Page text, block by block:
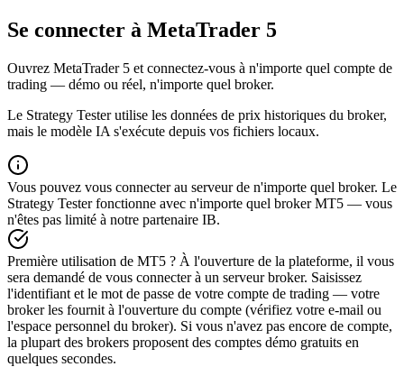
Se connecter à MetaTrader 5
Ouvrez MetaTrader 5 et connectez-vous à n'importe quel compte de
trading — démo ou réel, n'importe quel broker.
Le Strategy Tester utilise les données de prix historiques du broker,
mais le modèle IA s'exécute depuis vos fichiers locaux.
Vous pouvez vous connecter au serveur de n'importe quel broker. Le
Strategy Tester fonctionne avec n'importe quel broker MT5 — vous
n'êtes pas limité à notre partenaire IB.
Première utilisation de MT5 ? À l'ouverture de la plateforme, il vous
sera demandé de vous connecter à un serveur broker. Saisissez
l'identifiant et le mot de passe de votre compte de trading — votre
broker les fournit à l'ouverture du compte (vérifiez votre e-mail ou
l'espace personnel du broker). Si vous n'avez pas encore de compte,
la plupart des brokers proposent des comptes démo gratuits en
quelques secondes.